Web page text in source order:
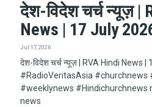
देश-विदेश चर्च न्यूज़ |
News | 17 July
Jul 17, 2026
देश-विदेश चर्च न्यूज़ | RVA Hindi News |
#RadioVeritasAsia​​​​​ #churchnews​​​​​
#weeklynews​ #Hindichurchnews
news